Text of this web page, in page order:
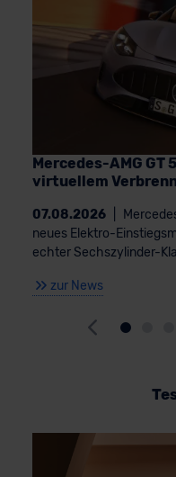
Mercedes-AMG GT
virtuellem
07.08.2026
neues Elektro-
echter Sechszylinder-
zur News